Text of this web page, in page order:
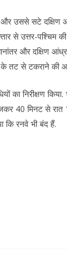
और उससे सटे
से उत्तर-पश्चिम
और दक्षिण
के तट से टकराने की
का निरीक्षण किया.
40 मिनट से
कि रनवे भी बंद हैं.